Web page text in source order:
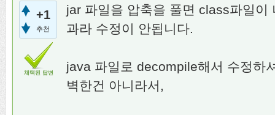
+1
추천
채택된 답변
jar 파일을 압축을 풀면 class파일이
과라 수정이 안됩니다.
java 파일로 decompile해서 수정하
벽한건 아니라서,